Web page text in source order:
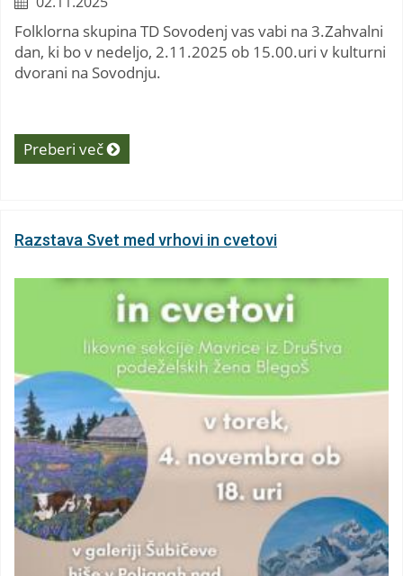
Folklorna skupina TD Sovodenj vas vabi na 3.Zahvalni
dan, ki bo v nedeljo, 2.11.2025 ob 15.00.uri v kulturni
dvorani na Sovodnju.
Preberi več
Razstava Svet med vrhovi in cvetovi